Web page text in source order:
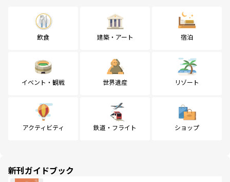
飲食 建築・アート 宿泊
イベント・観戦 世界遺産 リゾート
アクティビティ 鉄道・フライト ショップ
新刊ガイドブック